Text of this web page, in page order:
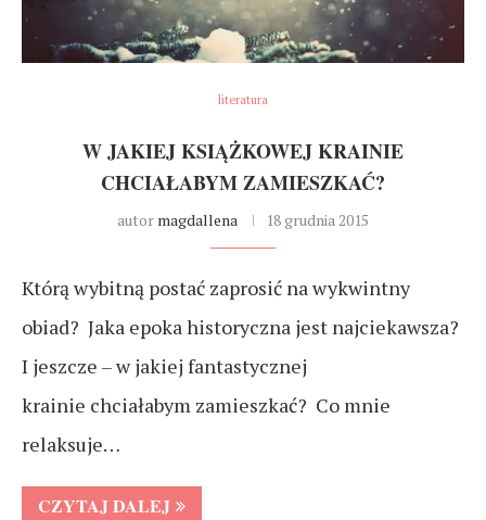
literatura
W JAKIEJ KSIĄŻKOWEJ KRAINIE
CHCIAŁABYM ZAMIESZKAĆ?
autor magdallena 18 grudnia 2015
Którą wybitną postać zaprosić na wykwintny
obiad? Jaka epoka historyczna jest najciekawsza?
I jeszcze – w jakiej fantastycznej
krainie chciałabym zamieszkać? Co mnie
relaksuje…
CZYTAJ DALEJ